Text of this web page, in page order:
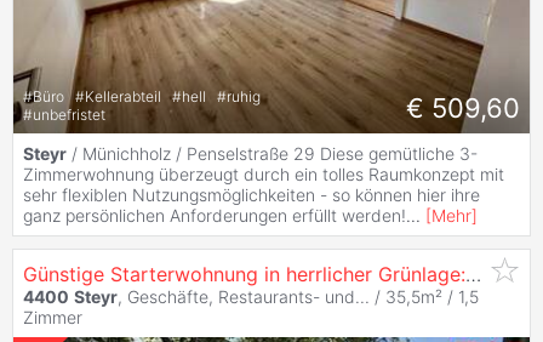
#Büro #Kellerabteil #hell #ruhig
#unbefristet € 509,60
Steyr / Münichholz / Penselstraße 29 Diese gemütliche 3-
Zimmerwohnung überzeugt durch ein tolles Raumkonzept mit
sehr flexiblen Nutzungsmöglichkeiten - so können hier ihre
ganz persönlichen Anforderungen erfüllt werden!... [Mehr]
Günstige Starterwohnung in herrlicher Grünlage: praktische 1-Zimmerwohnung mit heller Wohnküche und separatem Schlafzimmer im kleinen Mehrparteienh...
4400 Steyr, Geschäfte, Restaurants- und... / 35,5m² / 1,5
Zimmer